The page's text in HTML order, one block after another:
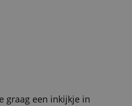
graag een inkijkje in